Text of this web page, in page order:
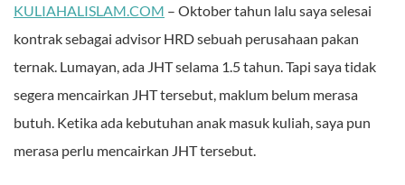
KULIAHALISLAM.COM – Oktober tahun lalu saya selesai
kontrak sebagai advisor HRD sebuah perusahaan pakan
ternak. Lumayan, ada JHT selama 1.5 tahun. Tapi saya tidak
segera mencairkan JHT tersebut, maklum belum merasa
butuh. Ketika ada kebutuhan anak masuk kuliah, saya pun
merasa perlu mencairkan JHT tersebut.